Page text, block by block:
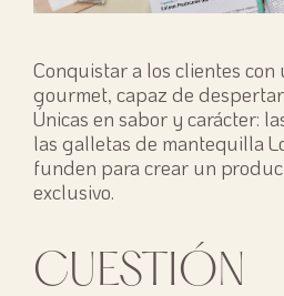
Conquistar a los clientes
gourmet, capaz de
Únicas en sabor y carácter:
las galletas de mantequilla
funden para crear un
exclusivo.
CUESTIÓN